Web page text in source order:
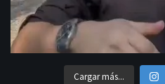
Cargar más...